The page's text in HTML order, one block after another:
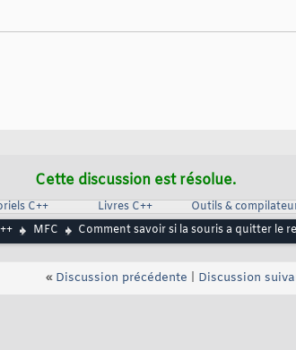
Cette discussion est résolue.
C++ Livres C++ Outils &
MFC Comment savoir si la souris a quitter le
« Discussion précédente Discussion